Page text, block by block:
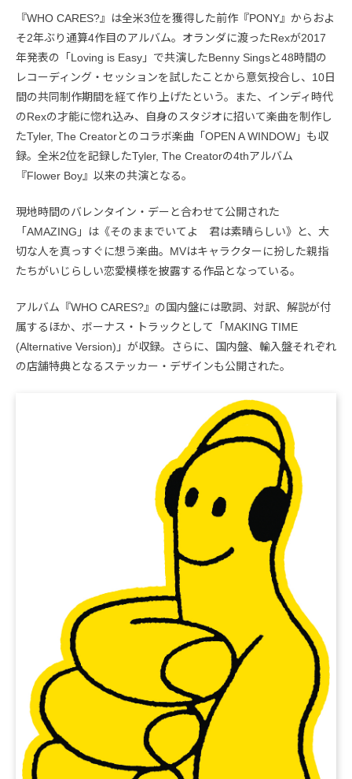
『WHO CARES?』は全米3位を獲得した前作『PONY』からおよ
そ2年ぶり通算4作目のアルバム。オランダに渡ったRexが2017
年発表の「Loving is Easy」で共演したBenny Singsと48時間の
レコーディング・セッションを試したことから意気投合し、10日
間の共同制作期間を経て作り上げたという。また、インディ時代
のRexの才能に惚れ込み、自身のスタジオに招いて楽曲を制作し
たTyler, The Creatorとのコラボ楽曲「OPEN A WINDOW」も収
録。全米2位を記録したTyler, The Creatorの4thアルバム
『Flower Boy』以来の共演となる。
現地時間のバレンタイン・デーと合わせて公開された
「AMAZING」は《そのままでいてよ 君は素晴らしい》と、大
切な人を真っすぐに想う楽曲。MVはキャラクターに扮した親指
たちがいじらしい恋愛模様を披露する作品となっている。
アルバム『WHO CARES?』の国内盤には歌詞、対訳、解説が付
属するほか、ボーナス・トラックとして「MAKING TIME
(Alternative Version)」が収録。さらに、国内盤、輸入盤それぞれ
の店舗特典となるステッカー・デザインも公開された。